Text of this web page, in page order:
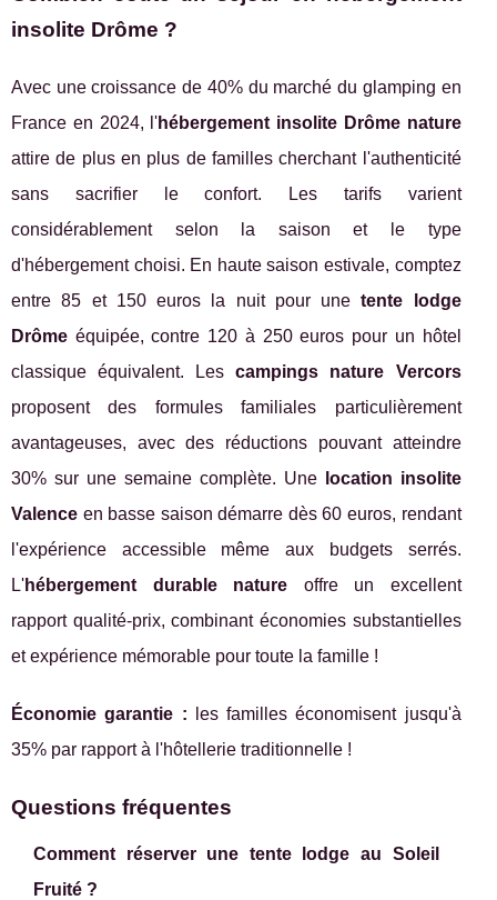
insolite Drôme ?
Avec une croissance de 40% du marché du glamping en
France en 2024, l'hébergement insolite Drôme nature
attire de plus en plus de familles cherchant l'authenticité
sans sacrifier le confort. Les tarifs varient
considérablement selon la saison et le type
d'hébergement choisi. En haute saison estivale, comptez
entre 85 et 150 euros la nuit pour unetente lodge
Drôme équipée, contre 120 à 250 euros pour un hôtel
classique équivalent. Lescampings nature Vercors
proposent des formules familiales particulièrement
avantageuses, avec des réductions pouvant atteindre
30% sur une semaine complète. Une
location insolite
Valence en basse saison démarre dès 60 euros, rendant
l'expérience accessible même aux budgets serrés.
L'hébergement durable nature offre un excellent
rapport qualité-prix, combinant économies substantielles
et expérience mémorable pour toute la famille !
Économie garantie : les familles économisent jusqu'à
35% par rapport à l'hôtellerie traditionnelle !
Questions fréquentes
Comment réserver une tente lodge au Soleil
Fruité ?